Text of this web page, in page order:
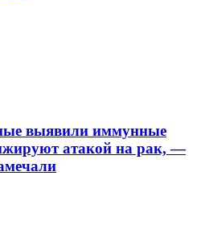
выявили иммунные
атакой на рак, —